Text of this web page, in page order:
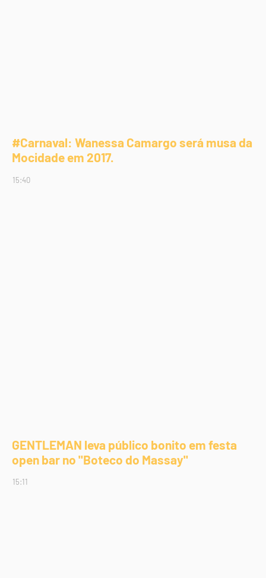
#Carnaval: Wanessa Camargo será musa da
Mocidade em 2017.
15:40
GENTLEMAN leva público bonito em festa
open bar no "Boteco do Massay"
15:11